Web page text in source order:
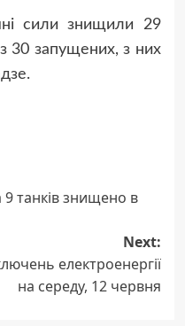
сили знищили 29
30 запущених, з них
танків знищено в
Next:
електроенергії
на середу, 12 червня